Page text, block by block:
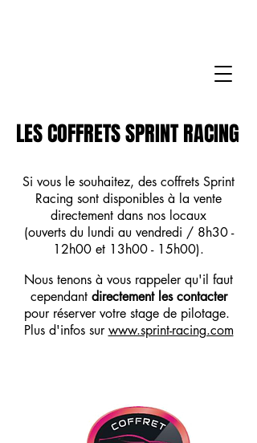
LES COFFRETS SPRINT RACING
LES COFFRETS SPRINT RACING
Si vous le souhaitez, des coffrets Sprint
Racing sont disponibles à la vente
directement dans nos locaux
(ouverts du lundi au vendredi / 8h30 -
12h00 et 13h00 - 15h00).
Nous tenons à vous rappeler qu'il faut
cependant directement les contacter
pour réserver votre stage de pilotage.
Plus d'infos surwww.sprint-racing.com